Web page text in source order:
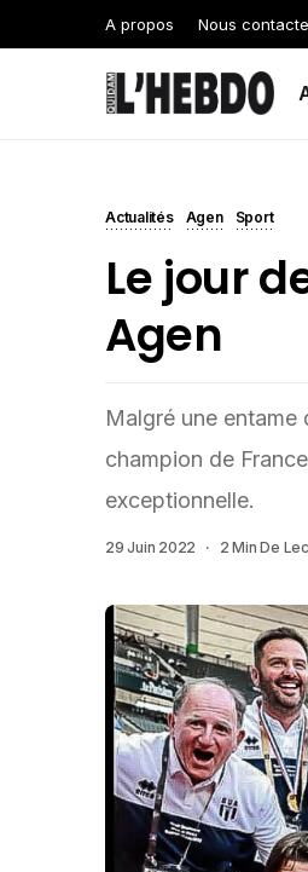
A propos Nous
Actualités Agen Sport
Le jour
Agen
Malgré une
champion de
exceptionnelle.
29 Juin 2022 2 Min De